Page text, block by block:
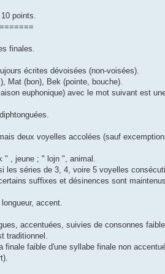
points.
finales.
écrites dévoisées (non-voisées).
Mat (bon), Bek (pointe, bouche).
euphonique) avec le mot suivant est
deux voyelles accolées (sauf
" , jeune ; " lojn ", animal.
les séries de 3, 4, voire 5 voyelles
suffixes et désinences sont
accent.
accentuées, suivies de consonnes
traditionnel.
finale faible d'une syllabe finale non